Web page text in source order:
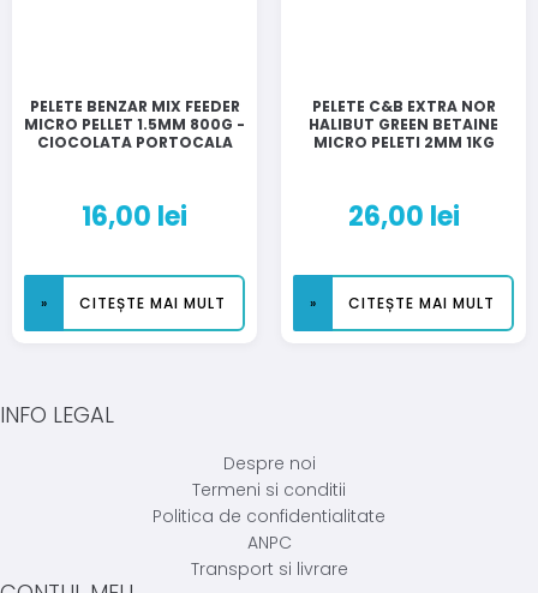
PELETE BENZAR MIX FEEDER
MICRO PELLET 1.5MM 800G -
CIOCOLATA PORTOCALA
16,00 lei
CITEȘTE MAI MULT
PELETE C&B EXTRA NOR
HALIBUT GREEN BETAINE
MICRO PELETI 2MM 1KG
26,00 lei
CITEȘTE MAI MULT
INFO LEGAL
Despre noi
Termeni si conditii
Politica de confidentialitate
ANPC
Transport si livrare